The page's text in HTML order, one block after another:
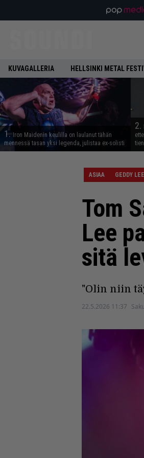
KUVAGALLERIA HELLSINKI METAL
1. Iron Maidenin keulilla on laulanut tähän
mennessä tasan yksi legenda, julistaa ex-solisti
2.
ASIAA GEDDY LEE
Tom
Lee
sitä
"Olin niin
22.5.2026 11:37